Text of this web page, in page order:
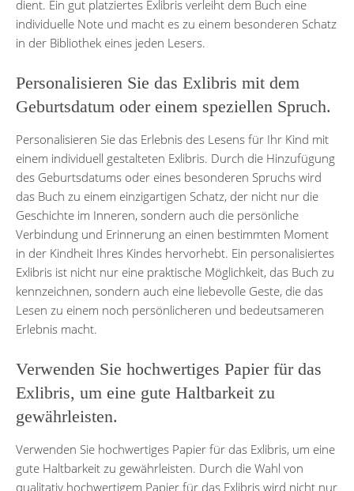
dient. Ein gut platziertes Exlibris verleiht dem Buch eine
individuelle Note und macht es zu einem besonderen Schatz
in der Bibliothek eines jeden Lesers.
Personalisieren Sie das Exlibris mit dem
Geburtsdatum oder einem speziellen Spruch.
Personalisieren Sie das Erlebnis des Lesens für Ihr Kind mit
einem individuell gestalteten Exlibris. Durch die Hinzufügung
des Geburtsdatums oder eines besonderen Spruchs wird
das Buch zu einem einzigartigen Schatz, der nicht nur die
Geschichte im Inneren, sondern auch die persönliche
Verbindung und Erinnerung an einen bestimmten Moment
in der Kindheit Ihres Kindes hervorhebt. Ein personalisiertes
Exlibris ist nicht nur eine praktische Möglichkeit, das Buch zu
kennzeichnen, sondern auch eine liebevolle Geste, die das
Lesen zu einem noch persönlicheren und bedeutsameren
Erlebnis macht.
Verwenden Sie hochwertiges Papier für das
Exlibris, um eine gute Haltbarkeit zu
gewährleisten.
Verwenden Sie hochwertiges Papier für das Exlibris, um eine
gute Haltbarkeit zu gewährleisten. Durch die Wahl von
qualitativ hochwertigem Papier für das Exlibris wird nicht nur